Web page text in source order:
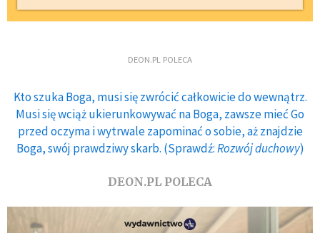
DEON.PL POLECA
Kto szuka Boga, musi się zwrócić całkowicie do wewnątrz.
Musi się wciąż ukierunkowywać na Boga, zawsze mieć Go
przed oczyma i wytrwale zapominać o sobie, aż znajdzie
Boga, swój prawdziwy skarb. (Sprawdź:Rozwój duchowy)
DEON.PL POLECA